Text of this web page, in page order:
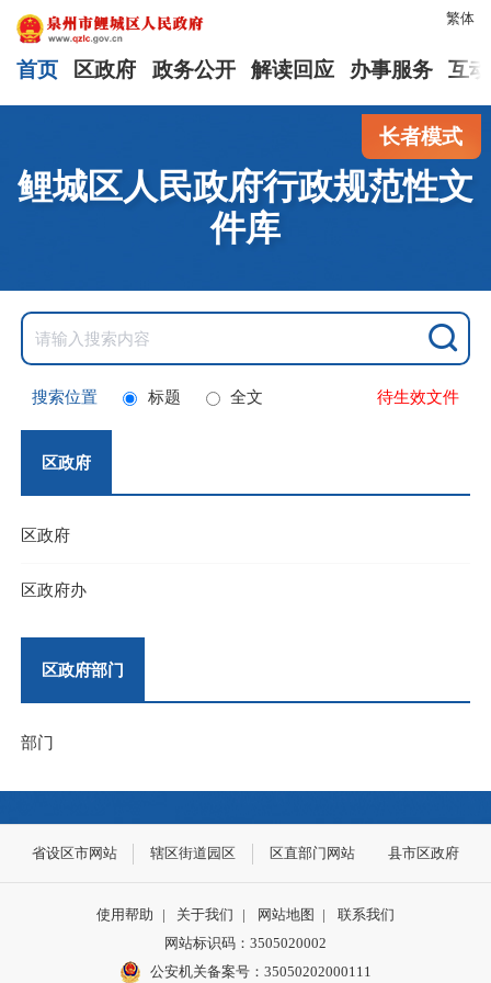
繁体
首页 区政府 政务公开 解读回应 办事服务 互
长者模式
鲤城区人民政府行政规范性文
件库
搜索位置 标题 全文 待生效文件
区政府
区政府
区政府办
区政府部门
部门
省设区市网站 辖区街道园区 区直部门网站 县市区政府
使用帮助 | 关于我们 | 网站地图 |
联系我们
网站标识码：3505020002
公安机关备案号：35050202000111